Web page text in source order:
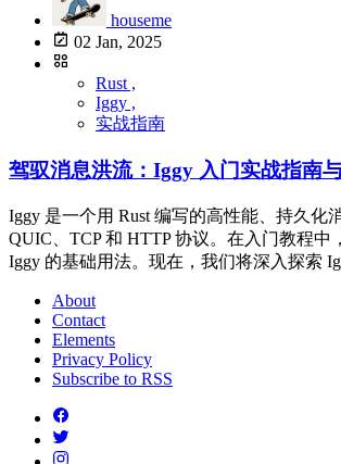
houseme
02 Jan, 2025
Rust ,
Iggy ,
实战指南
驾驭消息洪流：Iggy 入门实战指南
Iggy 是一个用 Rust 编写的高性能、持久化
QUIC、TCP 和 HTTP 协议。在入门教程中
Iggy 的基础用法。现在，我们将深入探索
About
Contact
Elements
Privacy Policy
Subscribe to RSS